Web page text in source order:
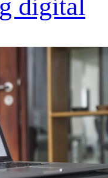
digital